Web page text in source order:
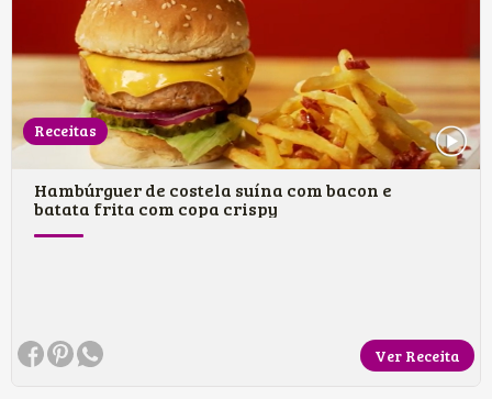
Receitas
Hambúrguer de costela suína com bacon e
batata frita com copa crispy
Ver Receita